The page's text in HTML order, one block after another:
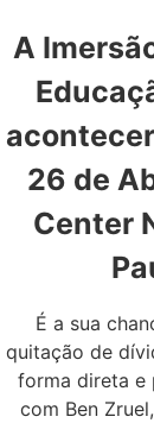
A
26 de
Center
É a sua
quitação de
forma direta e
com Ben